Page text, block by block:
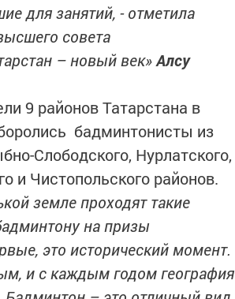
для занятий, - отметила
совета
– новый век»Алсу
9 районов Татарстана в
бадминтонисты из
Слободского, Нурлатского,
и Чистопольского районов.
земле проходят такие
на призы
это исторический момент.
и с каждым годом география